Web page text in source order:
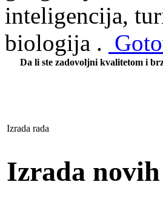
inteligencija,
biologija .
Da li ste zadovoljni kvalitetom i
Izrada rada
Izrada